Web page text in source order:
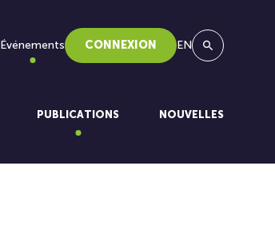
Événements CONNEXION EN
PUBLICATIONS NOUVELLES